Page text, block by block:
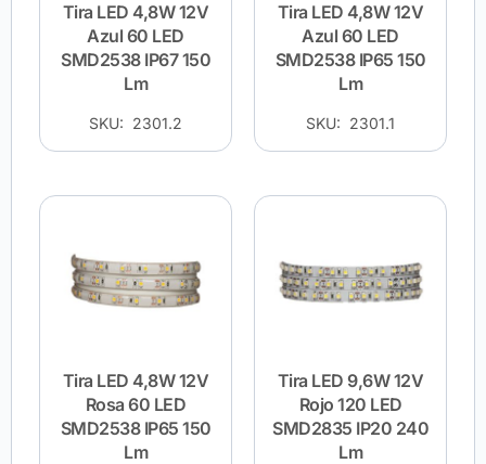
Tira LED 4,8W 12V
Azul 60 LED
SMD2538 IP67 150
Lm
SKU: 2301.2
Tira LED 4,8W 12V
Azul 60 LED
SMD2538 IP65 150
Lm
SKU: 2301.1
Tira LED 4,8W 12V
Rosa 60 LED
SMD2538 IP65 150
Lm
Tira LED 9,6W 12V
Rojo 120 LED
SMD2835 IP20 240
Lm